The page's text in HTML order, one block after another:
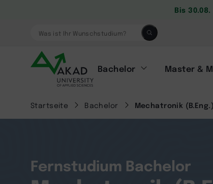
Bis
Was ist Ihr Wunschstudium?
Bachelor Master &
Startseite Bachelor Mechatronik (B.Eng.)
Fernstudium Bachelor